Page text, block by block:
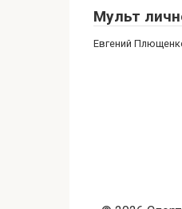
Мульт
Евгений